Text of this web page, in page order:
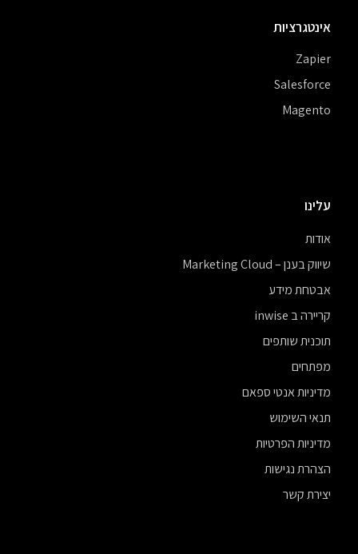
אינטגרציות
Zapier
Salesforce
Magento
עלינו
אודות
שיווק בענן – Marketing Cloud
אבטחת מידע
קריירה ב inwise
תוכנית שותפים
מפתחים
מדיניות אנטי ספאם
תנאי השימוש
מדיניות הפרטיות
הצהרת נגישות
יצירת קשר